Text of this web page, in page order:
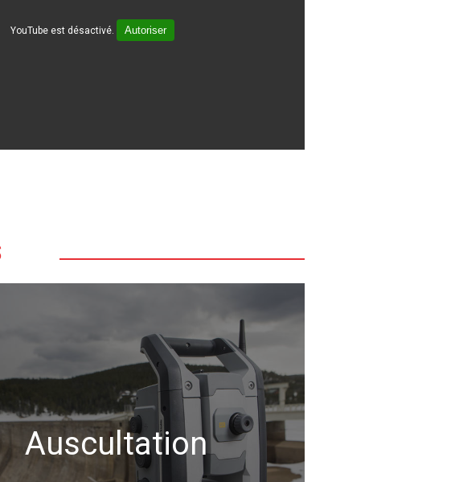
YouTube est désactivé. Autoriser
Auscultation